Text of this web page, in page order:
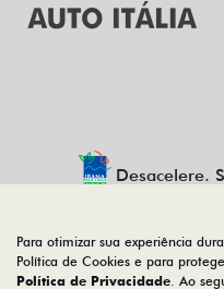
Desacelere.
AUTO ITALIA
Para otimizar sua experiência
Política de Cookies e para
Política de Privacidade. Ao